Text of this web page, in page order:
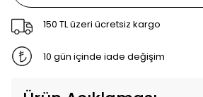
150 TL üzeri ücretsiz kargo
10 gün içinde iade değişim